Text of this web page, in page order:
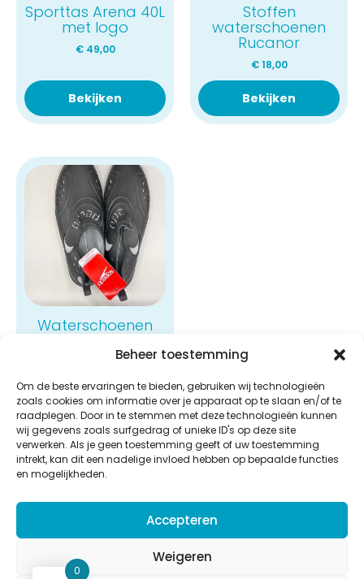
Beheer toestemming
Om de beste ervaringen te bieden, gebruiken wij technologieën
zoals cookies om informatie over je apparaat op te slaan en/of te
raadplegen. Door in te stemmen met deze technologieën kunnen
wij gegevens zoals surfgedrag of unieke ID's op deze site
verwerken. Als je geen toestemming geeft of uw toestemming
intrekt, kan dit een nadelige invloed hebben op bepaalde functies
en mogelijkheden.
Accepteren
Weigeren
Sporttas Arena 40L
met logo
€49,00
Bekijken
Stoffen
waterschoenen
Rucanor
€18,00
Bekijken
Waterschoenen
Speedo
Bekijken
Aquastar
Potaardestraat 58b,
9280 Lebbeke
BE 0832.616.920
0